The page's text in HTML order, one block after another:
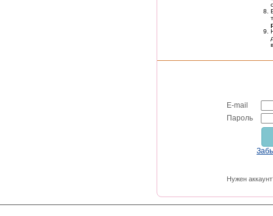
E-mail
Пароль
Нужен